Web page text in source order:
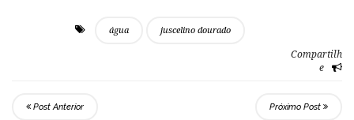
água juscelino dourado
Compartilh
e
Post Anterior Próximo Post